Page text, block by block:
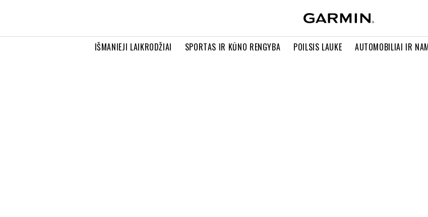
IŠMANIEJI LAIKRODŽIAI SPORTAS IR KŪNO RENGYBA POILSIS LAUKE AUTOMOBILIAI IR